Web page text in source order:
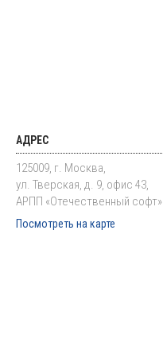
АДРЕС
125009, г. Москва,
ул. Тверская, д. 9, офис 43,
АРПП «Отечественный софт»
Посмотреть на карте